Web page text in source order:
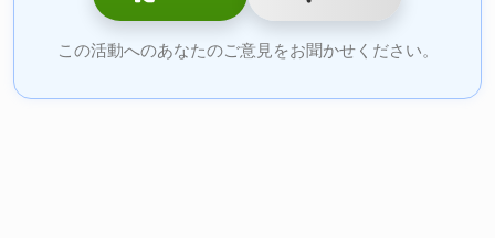
この活動へのあなたのご意見をお聞かせください。